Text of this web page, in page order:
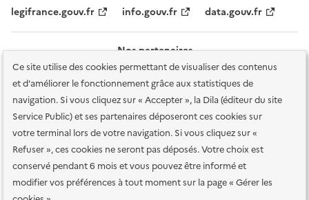
Ce site utilise des cookies permettant de visualiser des contenus
et d'améliorer le fonctionnement grâce aux statistiques de
navigation. Si vous cliquez sur « Accepter », la Dila (éditeur du site
Service Public) et ses partenaires déposeront ces cookies sur
votre terminal lors de votre navigation. Si vous cliquez sur «
Refuser », ces cookies ne seront pas déposés. Votre choix est
conservé pendant 6 mois et vous pouvez être informé et
modifier vos préférences à tout moment sur la page « Gérer les
legifrance.gouv.fr info.gouv.fr data.gouv.fr
Nos partenaires
Plan du site Accessibilité : totalement conforme
Accessibilité des
services en ligne Mentions légales Données personnelles et sécurité
Conditions générales d'utilisation Gestion des cookies